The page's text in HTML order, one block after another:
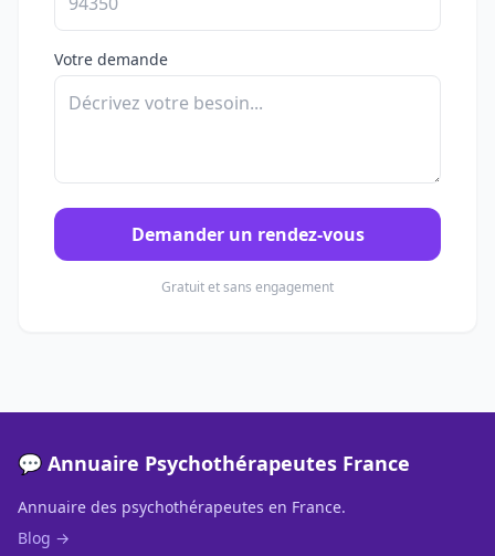
Votre demande
Demander un rendez-vous
Gratuit et sans engagement
💬 Annuaire Psychothérapeutes France
Annuaire des psychothérapeutes en France.
Blog →